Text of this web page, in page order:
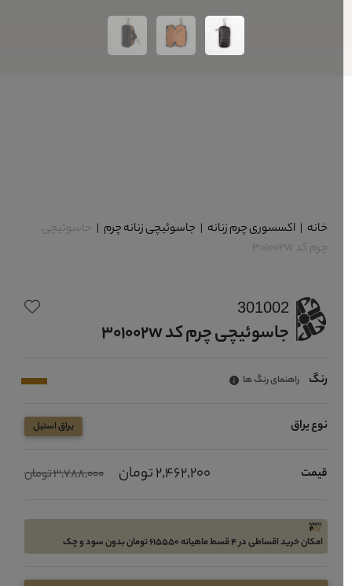
خانه | اکسسوری چرم زنانه| جاسوئیچی زنانه چرم| جاسوئیچی
چرم کد 301002w
301002
جاسوئیچی چرم کد 301002w
رنگ راهنمای رنگ ها
نوع یراق یراق استیل
قیمت 2,462,200 تومان 3,788,000 تومان
امکان خرید اقساطی در 4 قسط ماهیانه 615550 تومان بدون سود و چک